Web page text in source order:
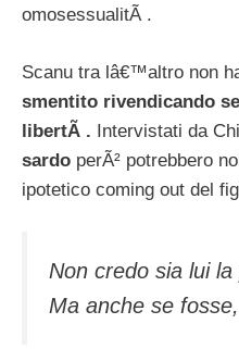
omosessualitÃ .
Scanu tra lâ€™altro non
smentito rivendicando
libertÃ . Intervistati da
sardo perÃ² potrebbero
ipotetico coming out del
Non credo sia lui
Ma anche se